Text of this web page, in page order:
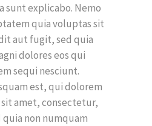
sunt explicabo. Nemo
quia voluptas sit
aut fugit, sed quia
dolores eos qui
sequi nesciunt.
est, qui dolorem
amet, consectetur,
non numquam